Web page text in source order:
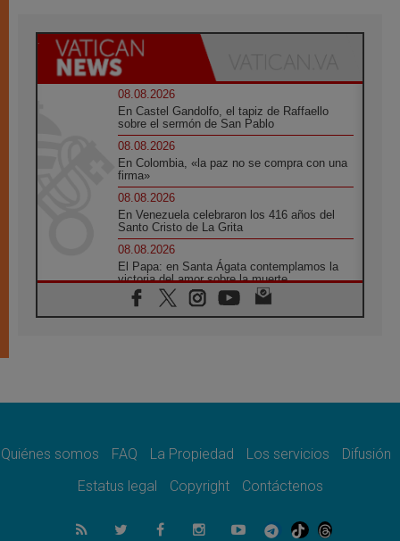
08.08.2026
En Castel Gandolfo, el tapiz de Raffaello
sobre el sermón de San Pablo
08.08.2026
En Colombia, «la paz no se compra con una
firma»
08.08.2026
En Venezuela celebraron los 416 años del
Santo Cristo de La Grita
08.08.2026
El Papa: en Santa Ágata contemplamos la
victoria del amor sobre la muerte
08.08.2026
León XIV visitará el Santuario de la Madre
07.08.2026
07.08.2026
el compromiso del cristiano"
La matanza de niños en Gaza no cesa: 300
muertos en 300 días
Quiénes somos FAQ La Propiedad Los servicios
Difusión
Estatus legal
Copyright Contáctenos